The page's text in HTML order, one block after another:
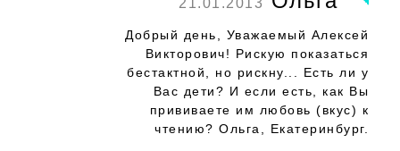
21.01.2013
Добрый день, Уважаемый Алексей
Викторович! Рискую показаться
бестактной, но рискну... Есть ли у
Вас дети? И если есть, как Вы
прививаете им любовь (вкус) к
чтению? Ольга, Екатеринбург.